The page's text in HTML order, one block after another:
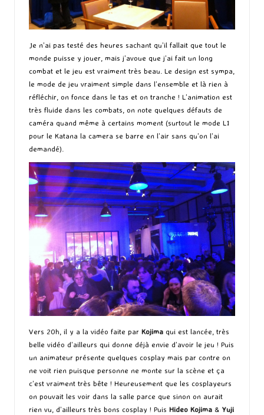
Je n’ai pas testé des heures sachant qu’il fallait que tout le
monde puisse y jouer, mais j’avoue que j’ai fait un long
combat et le jeu est vraiment très beau. Le design est sympa,
le mode de jeu vraiment simple dans l’ensemble et là rien à
réfléchir, on fonce dans le tas et on tranche ! L’animation est
très fluide dans les combats, on note quelques défauts de
caméra quand même à certains moment (surtout le mode L1
pour le Katana la camera se barre en l’air sans qu’on l’ai
demandé).
Vers 20h, il y a la vidéo faite par Kojima qui est lancée, très
belle vidéo d’ailleurs qui donne déjà envie d’avoir le jeu ! Puis
un animateur présente quelques cosplay mais par contre on
ne voit rien puisque personne ne monte sur la scène et ça
c’est vraiment très bête ! Heureusement que les cosplayeurs
on pouvait les voir dans la salle parce que sinon on aurait
rien vu, d’ailleurs très bons cosplay ! Puis Hideo Kojima & Yuji